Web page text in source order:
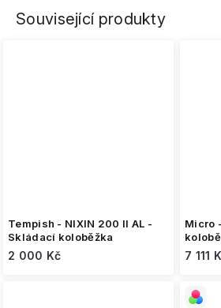
Související produkty
Tempish - NIXIN 200 II AL -
Skládací koloběžka
2 000 Kč
Micro
7 111